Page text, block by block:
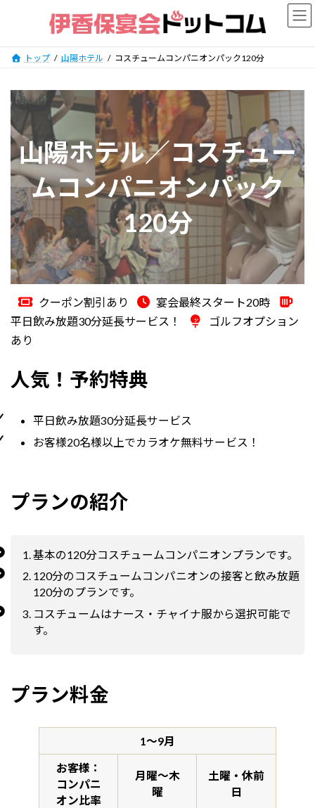
トップ 山陽ホテル コスチュームコンパニオンパック120分
山陽ホテル／コスチュー
ムコンパニオンパック
120分
クーポン割引あり
宴会最終スタート20時
平日飲み放題30分延長サービス！
ゴルフオプション
あり
人気！予約特典
平日飲み放題30分延長サービス
お客様20名様以上でカラオケ無料サービス！
プランの紹介
基本の120分コスチュームコンパニオンプランです。
120分のコスチュームコンパニオンの接客と飲み放題
120分のプランです。
コスチュームはナース・チャイナ服から選択可能で
す。
プラン料金
1～9月
お客様：
コンパニ
オン比率
月曜～木
曜
土曜・休前
日